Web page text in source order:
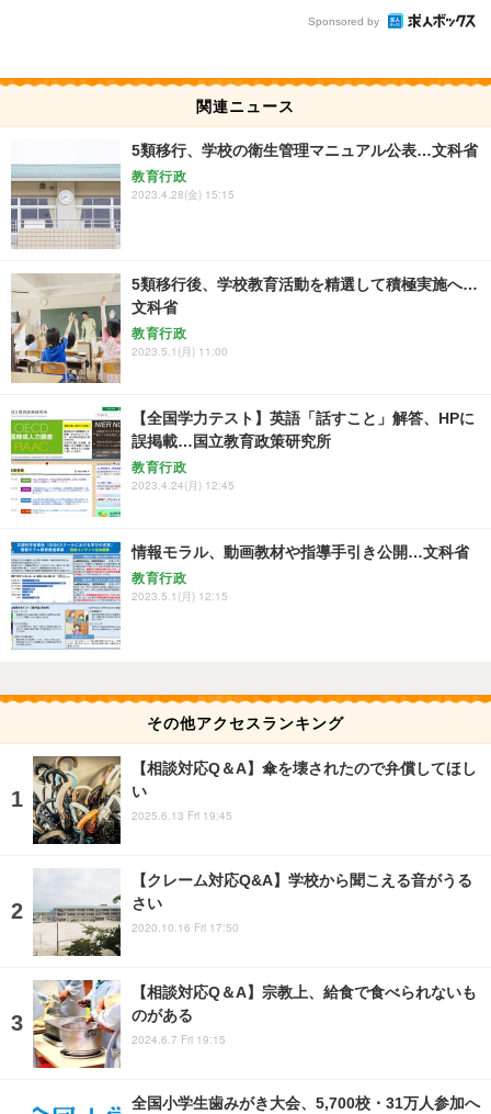
Sponsored by
関連ニュース
5類移行、学校の衛生管理マニュアル公表…文科省
教育行政
2023.4.28(金) 15:15
5類移行後、学校教育活動を精選して積極実施へ…
文科省
教育行政
2023.5.1(月) 11:00
【全国学力テスト】英語「話すこと」解答、HPに
誤掲載…国立教育政策研究所
教育行政
2023.4.24(月) 12:45
情報モラル、動画教材や指導手引き公開…文科省
教育行政
2023.5.1(月) 12:15
その他アクセスランキング
【相談対応Q＆A】傘を壊されたので弁償してほし
い
2025.6.13 Fri 19:45
【クレーム対応Q&A】学校から聞こえる音がうる
さい
2020.10.16 Fri 17:50
【相談対応Q＆A】宗教上、給食で食べられないも
のがある
2024.6.7 Fri 19:15
全国小学生歯みがき大会、5,700校・31万人参加へ